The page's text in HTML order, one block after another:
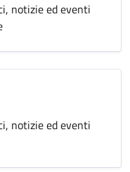
notizie ed eventi
notizie ed eventi